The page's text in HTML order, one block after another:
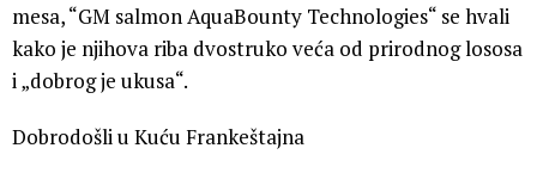
mesa, “GM salmon AquaBounty Technologies“ se hvali
kako je njihova riba dvostruko veća od prirodnog lososa
i „dobrog je ukusa“.
Dobrodošli u Kuću Frankeštajna